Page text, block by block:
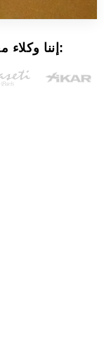
إننا وكلاء معتمدون للعلامات التجارية التالية: